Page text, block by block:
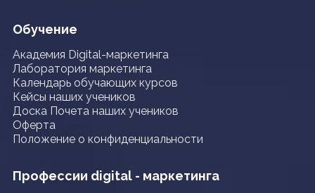
Обучение
Академия Digital-маркетинга
Лаборатория маркетинга
Календарь обучающих курсов
Кейсы наших учеников
Доска Почета наших учеников
Оферта
Положение о конфиденциальности
Профессии digital - маркетинга